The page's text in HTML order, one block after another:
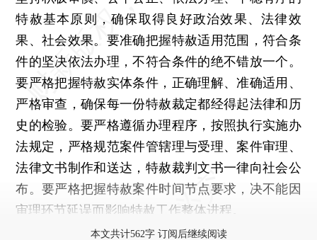
特赦基本原则，确保取得良好政治效果、法律效
果、社会效果。要准确把握特赦适用范围，符合条
件的坚决依法办理，不符合条件的绝不错放一个。
要严格把握特赦实体条件，正确理解、准确适用、
严格审查，确保每一份特赦裁定都经得起法律和历
史的检验。要严格遵循办理程序，按照执行实施办
法规定，严格规范案件管辖理与受理、案件审理、
法律文书制作和送达，特赦裁判文书一律向社会公
布。要严格把握特赦案件时间节点要求，决不能因
审理环节延误而影响特赦工作整体进程。
本文共计562字 订阅后继续阅读